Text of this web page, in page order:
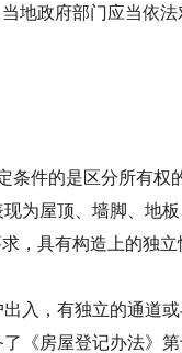
地政府部门应当依
条件的是区分所有
为屋顶、墙脚、地
，具有构造上的独立
入，有独立的通道
《房屋登记办法》